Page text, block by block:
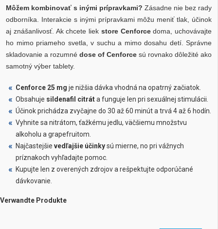
Môžem kombinovať s inými prípravkami? Zásadne nie bez rady
odborníka. Interakcie s inými prípravkami môžu meniť tlak, účinok
aj znášanlivosť. Ak chcete liek store Cenforcedoma, uchovávajte
ho mimo priameho svetla, v suchu a mimo dosahu detí. Správne
skladovanie a rozumné dose of Cenforce sú rovnako dôležité ako
samotný výber tablety.
Cenforce 25 mg je nižšia dávka vhodná na opatrný začiatok.
Obsahuje sildenafil citráta funguje len pri sexuálnej stimulácii.
Účinok prichádza zvyčajne do 30 až 60 minút a trvá 4 až 6 hodín.
Vyhnite sa nitrátom, ťažkému jedlu, väčšiemu množstvu
alkoholu a grapefruitom.
Najčastejšie vedľajšie účinkysú mierne, no pri vážnych
príznakoch vyhľadajte pomoc.
Kupujte len z overených zdrojov a rešpektujte odporúčané
dávkovanie.
Verwandte Produkte